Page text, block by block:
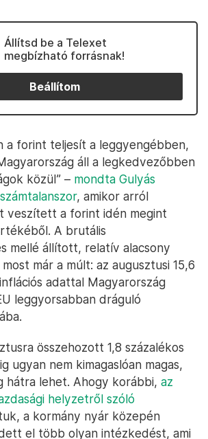
Állítsd be a Telexet
megbízható forrásnak!
Beállítom
a forint teljesít a leggyengébben,
áll a legkedvezőbben
közül” – mondta Gulyás
, amikor arról
veszített a forint idén megint
A brutális
mellé állított, relatív alacsony
már a múlt: az augusztusi 15,6
adattal Magyarország
leggyorsabban dráguló
összehozott 1,8 százalékos
ugyan nem kimagaslóan magas,
hátra lehet. Ahogy korábbi, az
helyzetről szóló
a kormány nyár közepén
el több olyan intézkedést, ami